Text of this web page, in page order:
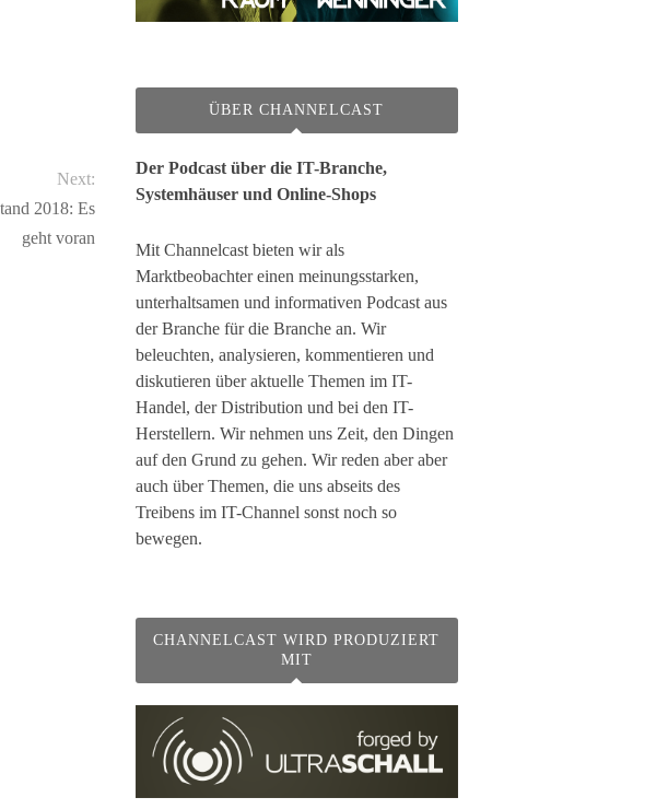
Next:
2018: Es
geht voran
ÜBER CHANNELCAST
Der Podcast über die IT-Branche,
Systemhäuser und Online-Shops
Mit Channelcast bieten wir als
Marktbeobachter einen meinungsstarken,
unterhaltsamen und informativen Podcast aus
der Branche für die Branche an. Wir
beleuchten, analysieren, kommentieren und
diskutieren über aktuelle Themen im IT-
Handel, der Distribution und bei den IT-
Herstellern. Wir nehmen uns Zeit, den Dingen
auf den Grund zu gehen. Wir reden aber aber
auch über Themen, die uns abseits des
Treibens im IT-Channel sonst noch so
bewegen.
CHANNELCAST WIRD PRODUZIERT
MIT